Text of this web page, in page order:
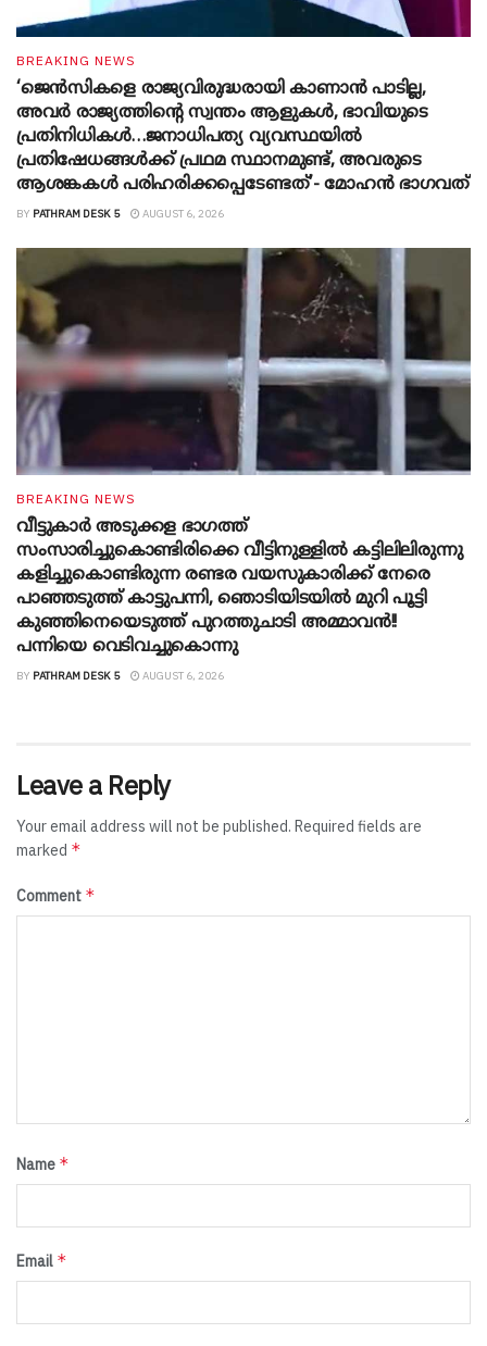
BREAKING NEWS
‘ജെൻസികളെ രാജ്യവിരുദ്ധരായി കാണാൻ പാടില്ല,
അവർ രാജ്യത്തിന്റെ സ്വന്തം ആളുകൾ, ഭാവിയുടെ
പ്രതിനിധികൾ…ജനാധിപത്യ വ്യവസ്ഥയിൽ
പ്രതിഷേധങ്ങൾക്ക് പ്രഥമ സ്ഥാനമുണ്ട്, അവരുടെ
ആശങ്കകൾ പരിഹരിക്കപ്പെടേണ്ടത്’- മോഹൻ ഭാ​ഗവത്
BY PATHRAM DESK 5 AUGUST 6, 2026
BREAKING NEWS
വീട്ടുകാർ അ‌ടുക്കള ഭാ​ഗത്ത്
സംസാരിച്ചുകൊണ്ടിരിക്കെ വീട്ടിനുള്ളിൽ കട്ടിലിലിരുന്നു
കളിച്ചുകൊണ്ടിരുന്ന രണ്ടര വയസുകാരിക്ക് നേരെ
പാഞ്ഞടുത്ത് കാട്ടുപന്നി, ‍ഞൊടിയി‌ടയിൽ മുറി പൂട്ടി
കുഞ്ഞിനെയെടുത്ത് പുറത്തുചാടി അമ്മാവൻ!!
പന്നിയെ വെടിവച്ചുകൊന്നു
BY PATHRAM DESK 5 AUGUST 6, 2026
Leave a Reply
Your email address will not be published. Required fields are
marked *
Comment *
Name *
Email *